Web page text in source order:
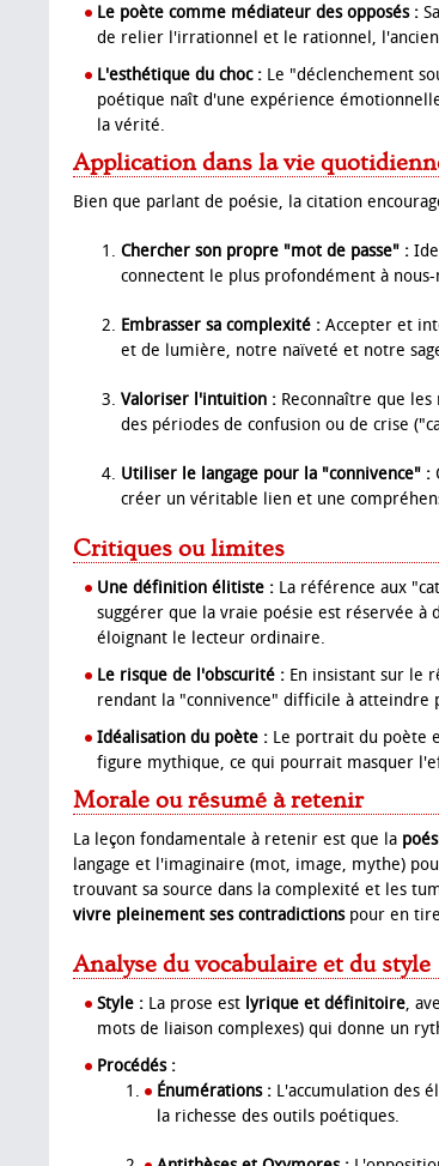
Le poète comme médiateur des opposés :
de relier l'irrationnel et le rationnel,
L'esthétique du choc : Le "déclenchement
poétique naît d'une expérience
la vérité.
Application dans la vie
Bien que parlant de poésie, la citation
Chercher son propre "mot de passe" :
connectent le plus profondément à
Embrasser sa complexité : Accepter et
et de lumière, notre naïveté et notre
Valoriser l'intuition : Reconnaître que
des périodes de confusion ou de crise
Utiliser le langage pour la "connivence" :
créer un véritable lien et une
Critiques ou limites
Une définition élitiste : La référence aux
suggérer que la vraie poésie est réservée à
éloignant le lecteur ordinaire.
Le risque de l'obscurité : En insistant sur le
rendant la "connivence" difficile à atteindre
Idéalisation du poète : Le portrait du poète
figure mythique, ce qui pourrait masquer
Morale ou résumé à retenir
La leçon fondamentale à retenir est que la
langage et l'imaginaire (mot, image, mythe)
trouvant sa source dans la complexité et les
vivre pleinement ses contradictionspour en
Analyse du vocabulaire et du style
Style : La prose est lyrique et définitoire,
mots de liaison complexes) qui donne un
Procédés :
Énumérations : L'accumulation des
la richesse des outils poétiques.